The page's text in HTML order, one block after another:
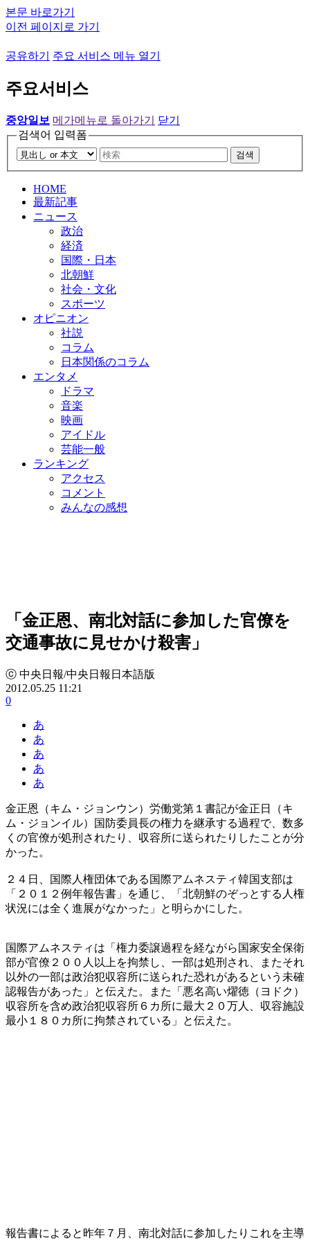
본문 바로가기
이전 페이지로 가기
공유하기 주요 서비스 메뉴 열기
주요서비스
중앙일보 메가메뉴로 돌아가기
닫기
검색어 입력폼
검색
HOME
最新記事
ニュース
政治
経済
国際・日本
北朝鮮
社会・文化
スポーツ
オピニオン
社説
コラム
日本関係のコラム
エンタメ
ドラマ
音楽
映画
アイドル
芸能一般
ランキング
アクセス
コメント
みんなの感想
「金正恩、南北対話に参加した官僚を
交通事故に見せかけ殺害」
ⓒ 中央日報/中央日報日本語版
2012.05.25 11:21
0
あ
あ
あ
あ
あ
金正恩（キム・ジョンウン）労働党第１書記が金正日（キ
ム・ジョンイル）国防委員長の権力を継承する過程で、数多
くの官僚が処刑されたり、収容所に送られたりしたことが分
かった。
２４日、国際人権団体である国際アムネスティ韓国支部は
「２０１２例年報告書」を通じ、「北朝鮮のぞっとする人権
状況には全く進展がなかった」と明らかにした。
国際アムネスティは「権力委譲過程を経ながら国家安全保衛
部が官僚２００人以上を拘禁し、一部は処刑され、またそれ
以外の一部は政治犯収容所に送られた恐れがあるという未確
認報告があった」と伝えた。また「悪名高い燿徳（ヨドク）
収容所を含め政治犯収容所６カ所に最大２０万人、収容施設
最小１８０カ所に拘禁されている」と伝えた。
報告書によると昨年７月、南北対話に参加したりこれを主導